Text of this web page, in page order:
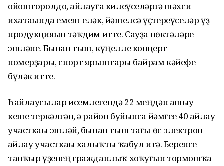
ойошторолдо, һайлауға килеүселәргә шәхси
ихатаһында емеш-еләк, йәшелсә үҫтереүселәр үҙ
продукцияһын тәҡдим итте. Сауҙа нөктәләре
эшләне. Бынан тыш, күңелле концерт
номерҙары, спорт ярыштары байрам кәйефе
бүләк итте.
Һайлаусылар исемлегендә 22 меңдән ашыу
кеше теркәлгән, ә район буйынса йәмғеһе 40 һайлау
участкаһы эшләй, бынан тыш тағы өс электрон
һайлау участкаһы халыҡты ҡабул итә. Беренсе
тапҡыр үҙенең гражданлыҡ хоҡуғын тормошҡа